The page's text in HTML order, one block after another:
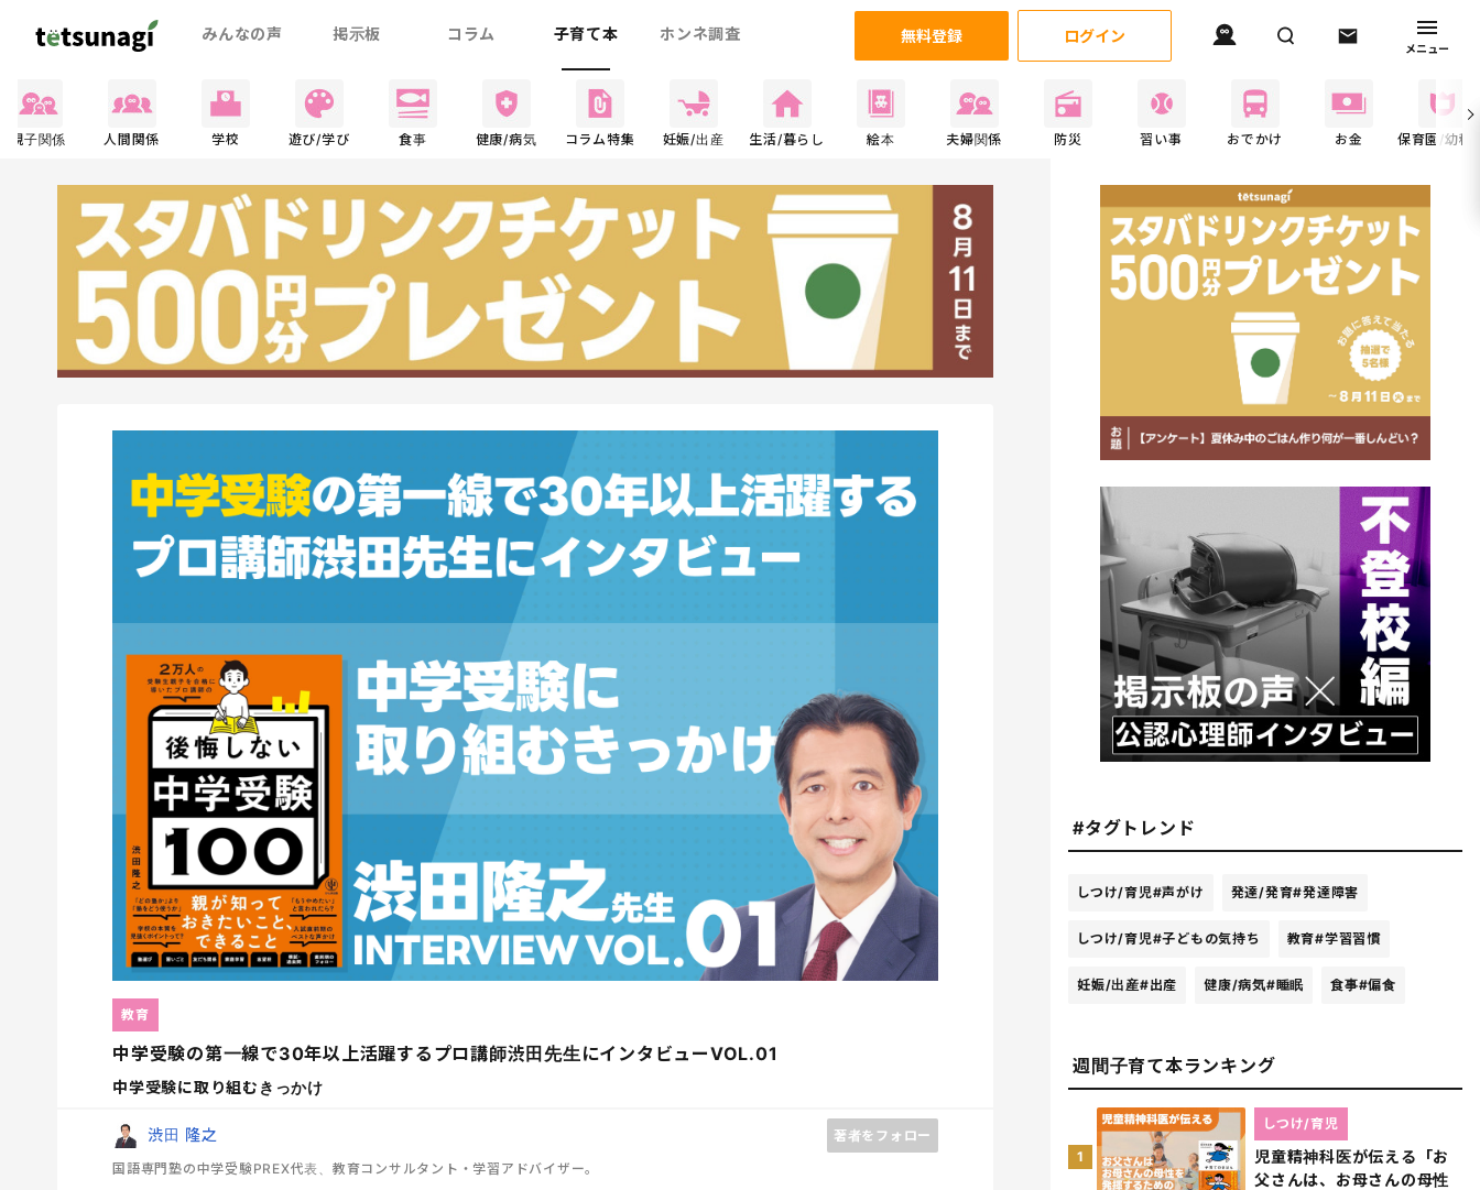
みんなの声 掲示板 コラム 子育て本 ホンネ調査 無料登録 ログイン
メニュー
親子関係 人間関係 学校 遊び/学び 食事 健康/病気 コラム特集 妊娠/出産 生活/暮らし 絵本 夫婦関係 防災 習い事 おでかけ お金 保育園/幼稚
中学受験の第一線で30年以上活躍するプロ講師渋田先生にインタビューVOL.01
中学受験に取り組むきっかけ
教育
渋田 隆之
著者をフォロー
国語専門塾の中学受験PREX代表、教育コンサルタント・学習アドバイザー。
#タグトレンド
しつけ/育児#声がけ 発達/発育#発達障害
しつけ/育児#子どもの気持ち 教育#学習習慣
妊娠/出産#出産 健康/病気#睡眠 食事#偏食
週間子育て本ランキング
1
児童精神科医が伝える「お
父さんは、お母さんの母性
しつけ/育児